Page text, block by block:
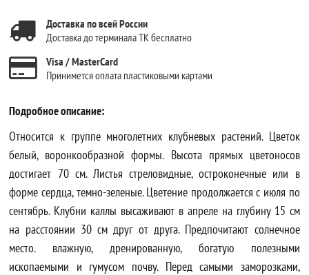
Доставка по всей России
Доставка до терминала ТК бесплатно
Visa / MasterCard
Принимется оплата пластиковыми картами
Подробное описание:
Относится к группе многолетних клубневых растений. Цветок
белый, воронкообразной формы. Высота прямых цветоносов
достигает 70 см. Листья стреловидные, остроконечные или в
форме сердца, темно-зеленые. Цветение продолжается с июля по
сентябрь. Клубни каллы высаживают в апреле на глубину 15 см
на расстоянии 30 см друг от друга. Предпочитают солнечное
место. влажную, дренированную, богатую полезными
ископаемыми и гумусом почву. Перед самыми заморозками,